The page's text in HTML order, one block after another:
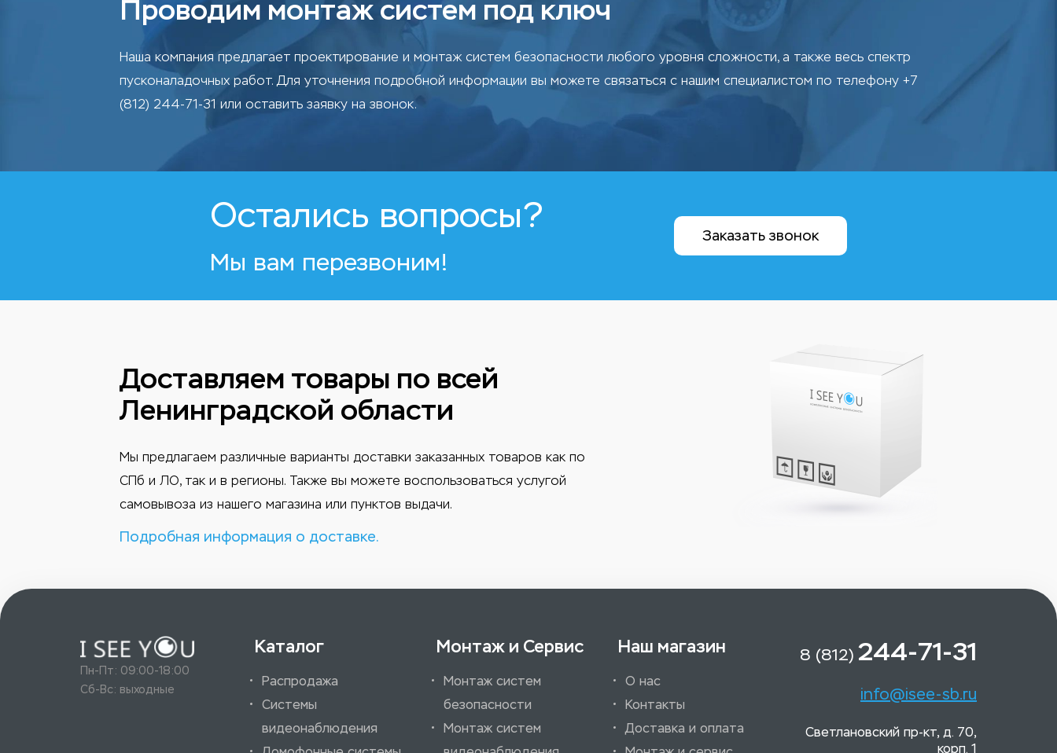
Проводим монтаж систем под ключ
Наша компания предлагает проектирование и монтаж систем безопасности любого уровня сложности, а также весь спектр
пусконаладочных работ. Для уточнения подробной информации вы можете связаться с нашим специалистом по телефону +7
(812) 244-71-31 или оставить заявку на звонок.
Остались вопросы?
Мы вам перезвоним!
Заказать звонок
Доставляем товары по всей
Ленинградской области
Мы предлагаем различные варианты доставки заказанных товаров как по
СПб и ЛО, так и в регионы. Также вы можете воспользоваться услугой
самовывоза из нашего магазина или пунктов выдачи.
Подробная информация о доставке.
Пн-Пт: 09:00-18:00
Сб-Вс: выходные
Каталог
Распродажа
Системы
видеонаблюдения
Монтаж и Сервис
Монтаж систем
безопасности
Монтаж систем
Наш магазин
О нас
Контакты
Доставка и оплата
8 (812) 244-71-31
info@isee-sb.ru
Светлановский пр-кт, д. 70,
корп. 1